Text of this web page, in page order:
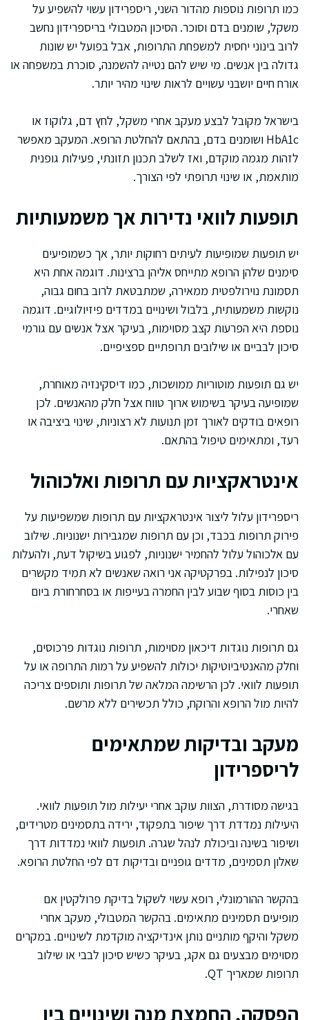
כמו תרופות נוספות מהדור השני, ריספרידון עשוי להשפיע על
משקל, שומנים בדם וסוכר. הסיכון המטבולי בריספרידון נחשב
לרוב בינוני יחסית למשפחת התרופות, אבל בפועל יש שונות
גדולה בין אנשים. מי שיש להם נטייה להשמנה, סוכרת במשפחה או
אורח חיים יושבני עשויים לראות שינוי מהיר יותר.
בישראל מקובל לבצע מעקב אחרי משקל, לחץ דם, גלוקוז או
HbA1c ושומנים בדם, בהתאם להחלטת הרופא. המעקב מאפשר
לזהות מגמה מוקדם, ואז לשלב תכנון תזונתי, פעילות גופנית
מותאמת, או שינוי תרופתי לפי הצורך.
תופעות לוואי נדירות אך משמעותיות
יש תופעות שמופיעות לעיתים רחוקות יותר, אך כשמופיעים
סימנים שלהן הרופא מתייחס אליהן ברצינות. דוגמה אחת היא
תסמונת נוירולפטית ממאירה, שמתבטאת לרוב בחום גבוה,
נוקשות משמעותית, בלבול ושינויים במדדים פיזיולוגיים. דוגמה
נוספת היא הפרעות קצב מסוימות, בעיקר אצל אנשים עם גורמי
סיכון לבביים או שילובים תרופתיים ספציפיים.
יש גם תופעות מוטוריות ממושכות, כמו דיסקינזיה מאוחרת,
שמופיעה בעיקר בשימוש ארוך טווח אצל חלק מהאנשים. לכן
רופאים בודקים לאורך זמן תנועות לא רצוניות, שינוי ביציבה או
רעד, ומתאימים טיפול בהתאם.
אינטראקציות עם תרופות ואלכוהול
ריספרידון עלול ליצור אינטראקציות עם תרופות שמשפיעות על
פירוק תרופות בכבד, וכן עם תרופות שמגבירות ישנוניות. שילוב
עם אלכוהול עלול להחמיר ישנוניות, לפגוע בשיקול דעת, ולהעלות
סיכון לנפילות. בפרקטיקה אני רואה שאנשים לא תמיד מקשרים
בין כוסות בסוף שבוע לבין החמרה בעייפות או בסחרחורת ביום
שאחרי.
גם תרופות נוגדות דיכאון מסוימות, תרופות נוגדות פרכוסים,
וחלק מהאנטיביוטיקות יכולות להשפיע על רמות התרופה או על
תופעות לוואי. לכן הרשימה המלאה של תרופות ותוספים צריכה
להיות מול הרופא והרוקח, כולל תכשירים ללא מרשם.
מעקב ובדיקות שמתאימים
לריספרידון
בגישה מסודרת, הצוות עוקב אחרי יעילות מול תופעות לוואי.
היעילות נמדדת דרך שיפור בתפקוד, ירידה בתסמינים מטרידים,
ושיפור בשינה וביכולת לנהל שגרה. תופעות לוואי נמדדות דרך
שאלון תסמינים, מדדים גופניים ובדיקות דם לפי החלטת הרופא.
בהקשר ההורמונלי, רופא עשוי לשקול בדיקת פרולקטין אם
מופיעים תסמינים מתאימים. בהקשר המטבולי, מעקב אחרי
משקל והיקף מותניים נותן אינדיקציה מוקדמת לשינויים. במקרים
מסוימים מבצעים גם אקג, בעיקר כשיש סיכון לבבי או שילוב
תרופות שמאריך QT.
הפסקה, החמצת מנה ושינויים בין